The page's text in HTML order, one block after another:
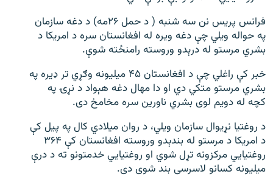
د ازادې اروپا/ ازادي راډيو ټولې پاڼې فرانس پریس نن سه شنبه ( د حمل ۲۶مه) د دغه سازمان
په حواله ویلي چې دغه ویره له افغانستان سره د امریکا د
بشري مرستو له درېدو وروسته رامنځته شوې.
خبر کې راغلي چې د افغانستان ۴۵ میلیونه وګړي تر ډيره په
بشري مرستو متکي دي او دا مهال دغه هېواد د نړۍ په
کچه له دویم لوی بشري ناورین سره مخامخ دی.
د روغتیا نړیوال سازمان ویلي، د روان میلادي کال په پيل کې
د امریکا د مرستو له بندېدو وروسته افغانستان کې ۳۶۴
روغتیايي مرکزونه تړل شوي او روغتیایي خدمتونو ته د درې
میلیونه کسانو لاسرسی بند شوی دی.